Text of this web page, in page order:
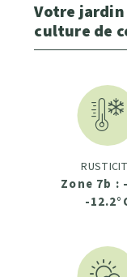
Votre
culture de
Zone 7b :
-